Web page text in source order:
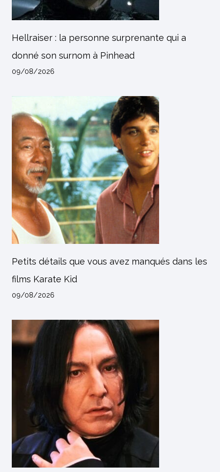
Hellraiser : la personne surprenante qui a
donné son surnom à Pinhead
09/08/2026
Petits détails que vous avez manqués dans les
films Karate Kid
09/08/2026